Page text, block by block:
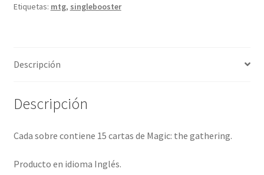
Etiquetas: mtg, singlebooster
Descripción
Descripción
Cada sobre contiene 15 cartas de Magic: the gathering.
Producto en idioma Inglés.